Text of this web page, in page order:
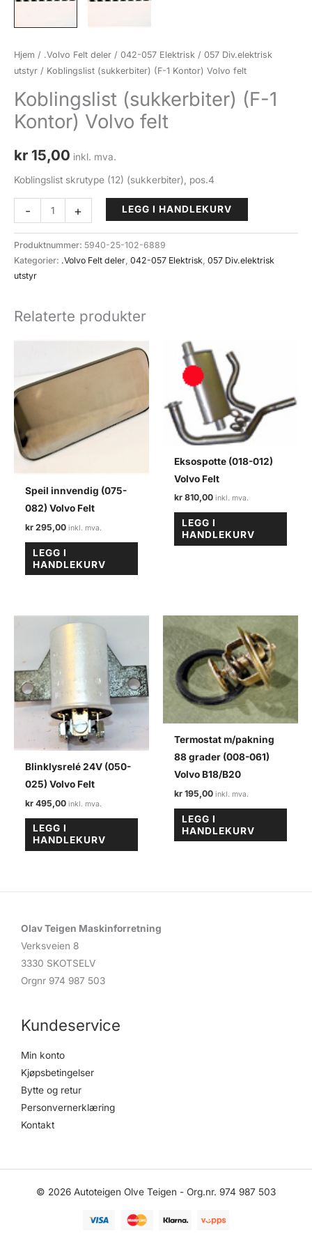
Hjem / .Volvo Felt deler / 042-057 Elektrisk / 057 Div.elektrisk
utstyr / Koblingslist (sukkerbiter) (F-1 Kontor) Volvo felt
Koblingslist (sukkerbiter) (F-1
Kontor) Volvo felt
kr 15,00 inkl. mva.
Koblingslist skrutype (12) (sukkerbiter), pos.4
-
Koblingslist
(sukkerbiter)
(F-
1
Kontor)
felt
+ LEGG I HANDLEKURV
Produktnummer: 5940-25-102-6889
Kategorier: .Volvo Felt deler, 042-057 Elektrisk, 057 Div.elektrisk
utstyr
Relaterte produkter
Speil innvendig (075-
082) Volvo Felt
kr 295,00
LEGG I
HANDLEKURV
Eksospotte (018-012)
Volvo Felt
kr 810,00
LEGG I
HANDLEKURV
Blinklysrelé 24V (050-
025) Volvo Felt
kr 495,00
LEGG I
HANDLEKURV
Termostat m/pakning
88 grader (008-061)
Volvo B18/B20
kr 195,00
LEGG I
HANDLEKURV
Olav Teigen Maskinforretning
Verksveien 8
3330 SKOTSELV
Orgnr 974 987 503
Kundeservice
Min konto
Kjøpsbetingelser
Bytte og retur
Personvernerklæring
Kontakt
© 2026 Autoteigen Olve Teigen - Org.nr. 974 987 503